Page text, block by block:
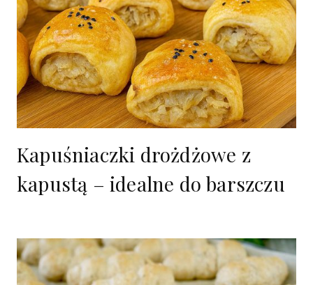
Kapuśniaczki drożdżowe z
kapustą – idealne do barszczu